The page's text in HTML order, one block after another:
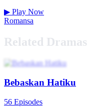
▶ Play Now
Romansa
Related Dramas
Bebaskan Hatiku
56 Episodes